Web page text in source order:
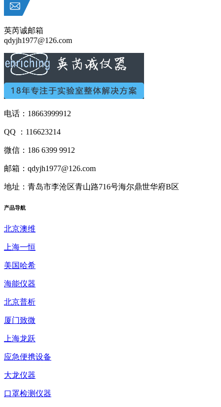
英芮诚邮箱
qdyjh1977@126.com
电话：18663999912
QQ ：116623214
微信：186 6399 9912
邮箱：qdyjh1977@126.com
地址：青岛市李沧区青山路716号海尔鼎世华府B区
产品导航
北京澳维
上海一恒
美国哈希
海能仪器
北京普析
厦门致微
上海龙跃
应急便携设备
大龙仪器
口罩检测仪器